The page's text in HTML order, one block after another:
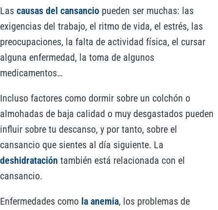
Las causas del cansancio pueden ser muchas: las
exigencias del trabajo, el ritmo de vida, el estrés, las
preocupaciones, la falta de actividad física, el cursar
alguna enfermedad, la toma de algunos
medicamentos…
Incluso factores como dormir sobre un colchón o
almohadas de baja calidad o muy desgastados pueden
influir sobre tu descanso, y por tanto, sobre el
cansancio que sientes al día siguiente. La
deshidratación también está relacionada con el
cansancio.
Enfermedades como la anemia, los problemas de